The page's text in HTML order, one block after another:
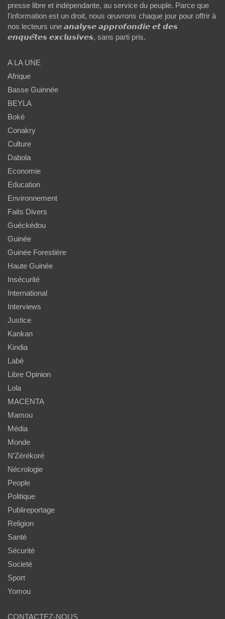
presse libre et indépendante, au service du peuple. Parce que
l'information est un droit, nous œuvrons chaque jour pour offrir à
nos lecteurs une 𝙖𝙣𝙖𝙡𝙮𝙨𝙚 𝙖𝙥𝙥𝙧𝙤𝙛𝙤𝙣𝙙𝙞𝙚 𝙚𝙩 𝙙𝙚𝙨
𝙚𝙣𝙦𝙪𝙚̂𝙩𝙚𝙨 𝙚𝙭𝙘𝙡𝙪𝙨𝙞𝙫𝙚𝙨, sans parti pris.
A LA UNE
Afrique
Basse Guinnée
BEYLA
Boké
Conakry
Culture
Dabola
Economie
Education
Environnement
Faits Divers
Guéckédou
Guinée
Guinée Forestière
Haute Guinée
Insécurité
International
Interviews
Justice
Kankan
Kindia
Labé
Libre Opinion
Lola
MACENTA
Mamou
Média
Monde
N'Zérékoré
Nécrologie
People
Politique
Publireportage
Religion
Santé
Sécurité
Societé
Sport
Yomou
CONTACTEZ-NOUS